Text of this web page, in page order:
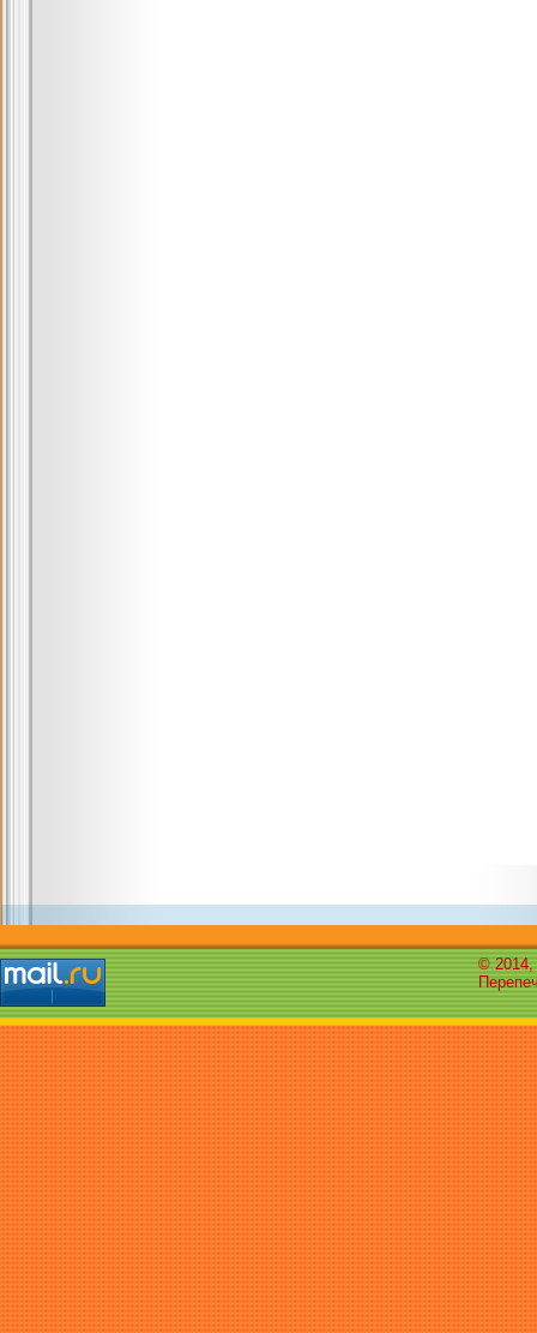
© 2014,